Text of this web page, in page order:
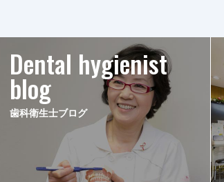
Dental hygienist
blog
歯科衛生士ブログ